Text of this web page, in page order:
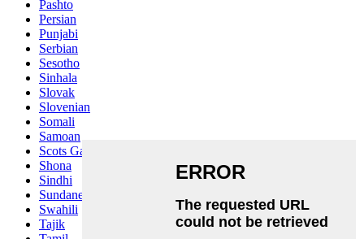
Pashto
Persian
Punjabi
Serbian
Sesotho
Sinhala
Slovak
Slovenian
Somali
Samoan
Scots Gaelic
Shona
Sindhi
Sundanese
Swahili
Tajik